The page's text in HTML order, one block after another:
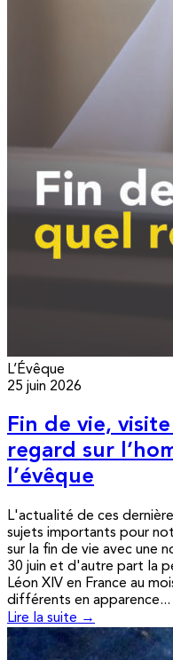
L’Évêque
25 juin 2026
Fin de vie,
regard sur
l’évêque
L'actualité de ces
sujets importants pour
sur la fin de vie avec une
30 juin et d'autre part la
Léon XIV en France au
différents en apparence...
Lire la suite →